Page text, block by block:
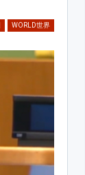
WORLD世界